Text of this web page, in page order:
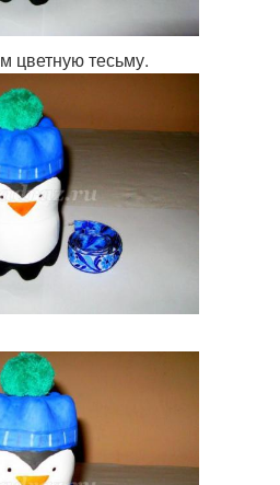
цветную тесьму.